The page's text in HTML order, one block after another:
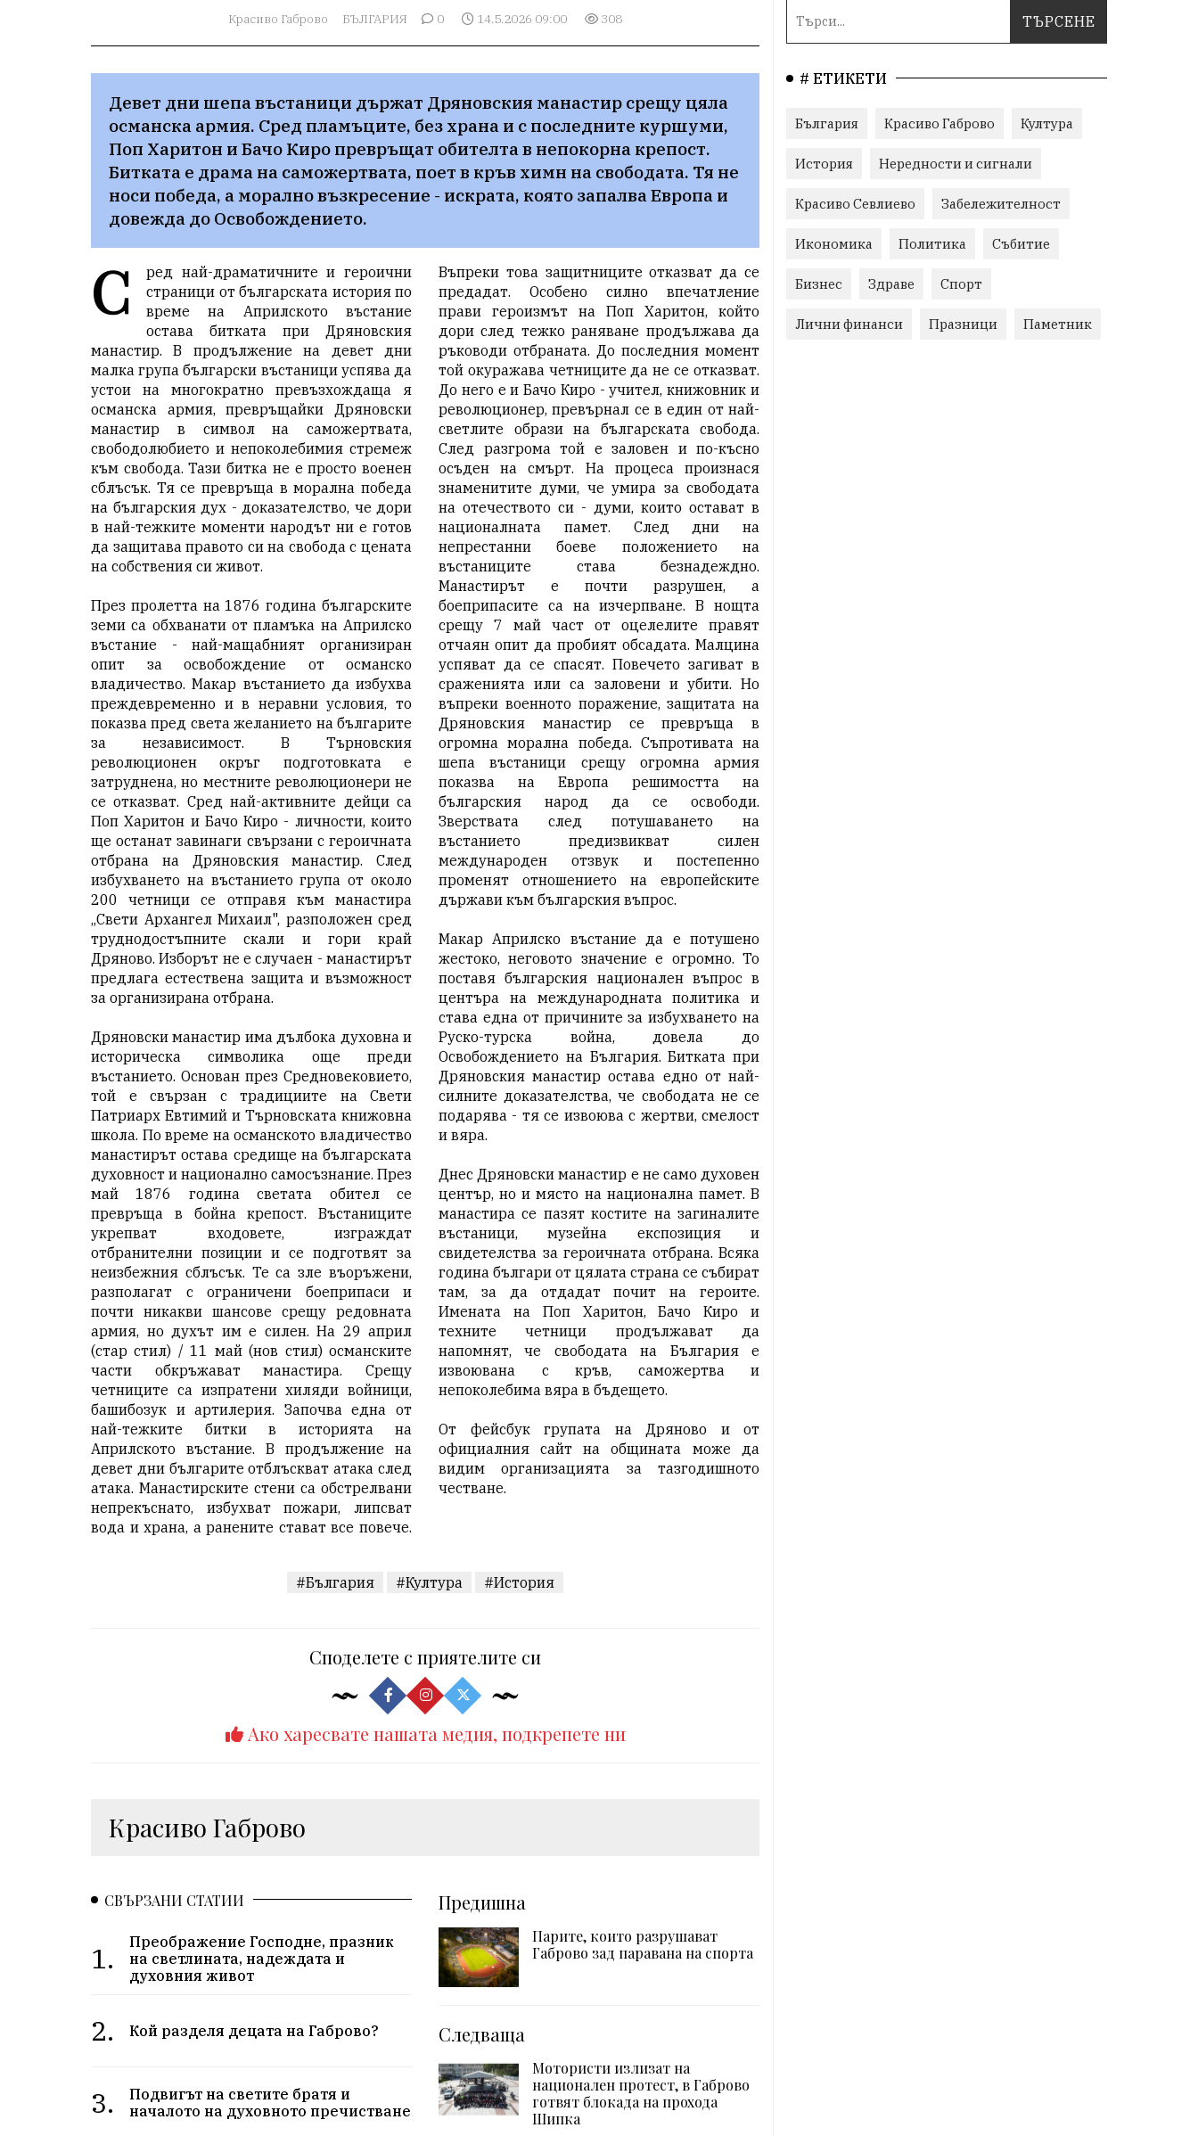
Красиво Габрово БЪЛГАРИЯ 0 14.5.2026 09:00 308
Девет дни шепа въстаници държат Дряновския манастир срещу цяла
османска армия. Сред пламъците, без храна и с последните куршуми,
Поп Харитон и Бачо Киро превръщат обителта в непокорна крепост.
Битката е драма на саможертвата, поет в кръв химн на свободата. Тя не
носи победа, а морално възкресение - искрата, която запалва Европа и
довежда до Освобождението.
С
ред най-драматичните и героични
страници от българската история по
време на Априлското въстание
остава битката при Дряновския
манастир. В продължение на девет дни
малка група български въстаници успява да
устои на многократно превъзхождаща я
османска армия, превръщайки Дряновски
манастир в символ на саможертвата,
свободолюбието и непоколебимия стремеж
към свобода. Тази битка не е просто военен
сблъсък. Тя се превръща в морална победа
на българския дух - доказателство, че дори
в най-тежките моменти народът ни е готов
да защитава правото си на свобода с цената
на собствения си живот.
През пролетта на 1876 година българските
земи са обхванати от пламъка на Априлско
въстание - най-мащабният организиран
опит за освобождение от османско
владичество. Макар въстанието да избухва
преждевременно и в неравни условия, то
показва пред света желанието на българите
за независимост. В Търновския
революционен окръг подготовката е
затруднена, но местните революционери не
се отказват. Сред най-активните дейци са
Поп Харитон и Бачо Киро - личности, които
ще останат завинаги свързани с героичната
отбрана на Дряновския манастир. След
избухването на въстанието група от около
200 четници се отправя към манастира
„Свети Архангел Михаил", разположен сред
труднодостъпните скали и гори край
Дряново. Изборът не е случаен - манастирът
предлага естествена защита и възможност
за организирана отбрана.
Дряновски манастир има дълбока духовна и
историческа символика още преди
въстанието. Основан през Средновековието,
той е свързан с традициите на Свети
Патриарх Евтимий и Търновската книжовна
школа. По време на османското владичество
манастирът остава средище на българската
духовност и национално самосъзнание. През
май 1876 година светата обител се
превръща в бойна крепост. Въстаниците
укрепват входовете, изграждат
отбранителни позиции и се подготвят за
неизбежния сблъсък. Те са зле въоръжени,
разполагат с ограничени боеприпаси и
почти никакви шансове срещу редовната
армия, но духът им е силен. На 29 април
(стар стил) / 11 май (нов стил) османските
части обкръжават манастира. Срещу
четниците са изпратени хиляди войници,
башибозук и артилерия. Започва една от
най-тежките битки в историята на
Априлското въстание. В продължение на
девет дни българите отблъскват атака след
атака. Манастирските стени са обстрелвани
непрекъснато, избухват пожари, липсват
вода и храна, а ранените стават все повече.
Въпреки това защитниците отказват да се
предадат. Особено силно впечатление
прави героизмът на Поп Харитон, който
дори след тежко раняване продължава да
ръководи отбраната. До последния момент
той окуражава четниците да не се отказват.
До него е и Бачо Киро - учител, книжовник и
революционер, превърнал се в един от най-
светлите образи на българската свобода.
След разгрома той е заловен и по-късно
осъден на смърт. На процеса произнася
знаменитите думи, че умира за свободата
на отечеството си - думи, които остават в
националната памет. След дни на
непрестанни боеве положението на
въстаниците става безнадеждно.
Манастирът е почти разрушен, а
боеприпасите са на изчерпване. В нощта
срещу 7 май част от оцелелите правят
отчаян опит да пробият обсадата. Малцина
успяват да се спасят. Повечето загиват в
сраженията или са заловени и убити. Но
въпреки военното поражение, защитата на
Дряновския манастир се превръща в
огромна морална победа. Съпротивата на
шепа въстаници срещу огромна армия
показва на Европа решимостта на
българския народ да се освободи.
Зверствата след потушаването на
въстанието предизвикват силен
международен отзвук и постепенно
променят отношението на европейските
държави към българския въпрос.
Макар Априлско въстание да е потушено
жестоко, неговото значение е огромно. То
поставя българския национален въпрос в
центъра на международната политика и
става една от причините за избухването на
Руско-турска война, довела до
Освобождението на България. Битката при
Дряновския манастир остава едно от най-
силните доказателства, че свободата не се
подарява - тя се извоюва с жертви, смелост
и вяра.
Днес Дряновски манастир е не само духовен
център, но и място на национална памет. В
манастира се пазят костите на загиналите
въстаници, музейна експозиция и
свидетелства за героичната отбрана. Всяка
година българи от цялата страна се събират
там, за да отдадат почит на героите.
Имената на Поп Харитон, Бачо Киро и
техните четници продължават да
напомнят, че свободата на България е
извоювана с кръв, саможертва и
непоколебима вяра в бъдещето.
От фейсбук групата на Дряново и от
официалния сайт на общината може да
видим организацията за тазгодишното
честване.
#България #Култура #История
Споделете с приятелите си
Ако харесвате нашата медия, подкрепете ни
Красиво Габрово
СВЪРЗАНИ СТАТИИ
1.
Преображение Господне, празник
на светлината, надеждата и
духовния живот
2. Кой разделя децата на Габрово?
3.
Подвигът на светите братя и
началото на духовното пречистване
Предишна
Парите, които разрушават
Габрово зад паравана на спорта
Следваща
Мотористи излизат на
национален протест, в Габрово
готвят блокада на прохода
Шипка
# ЕТИКЕТИ
България Красиво Габрово Култура
История Нередности и сигнали
Красиво Севлиево Забележителност
Икономика Политика Събитие
Бизнес Здраве Спорт
Лични финанси Празници Паметник